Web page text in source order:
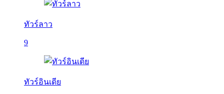
ทัวร์ลาว
9
ทัวร์อินเดีย